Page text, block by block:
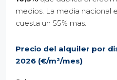
medios. La media nacional
cuesta un 55% mas.
Precio del alquiler por
2026 (€/m²/mes)